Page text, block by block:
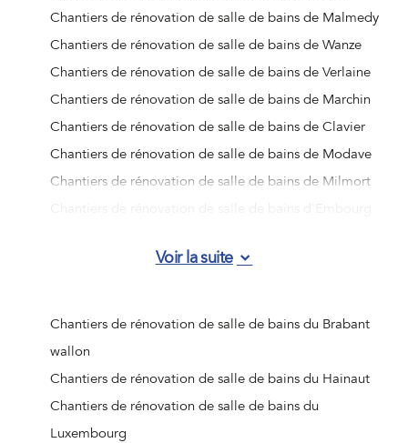
Chantiers de rénovation de salle de bains de Malmedy
Chantiers de rénovation de salle de bains de Wanze
Chantiers de rénovation de salle de bains de Verlaine
Chantiers de rénovation de salle de bains de Marchin
Chantiers de rénovation de salle de bains de Clavier
Chantiers de rénovation de salle de bains de Modave
Chantiers de rénovation de salle de bains de Milmort
Chantiers de rénovation de salle de bains de Jemeppe-
Chantiers de rénovation de salle de bains d'Ougrée
Chantiers de rénovation de salle de bains de Vottem
Chantiers de rénovation de salle de bains de Nandrin
Chantiers de rénovation de salle de bains de Liège
(Jupille-sur-Meuse)
Voir la suite
Chantiers de rénovation de salle de bains du Brabant
wallon
Chantiers de rénovation de salle de bains du Hainaut
Chantiers de rénovation de salle de bains du
Luxembourg